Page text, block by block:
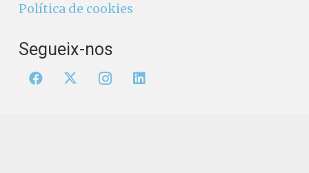
Política de cookies
Segueix-nos